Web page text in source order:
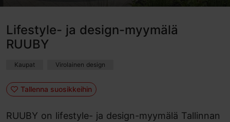
Lifestyle- ja design-myymälä
RUUBY
Kaupat Virolainen design
Tallenna suosikkeihin
RUUBY on lifestyle- ja design-myymälä Tallinnan